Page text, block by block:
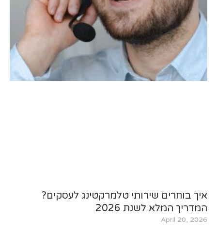
איך בוחרים שירותי טלמרקטינג לעסקים?
המדריך המלא לשנת 2026
April 20, 2026